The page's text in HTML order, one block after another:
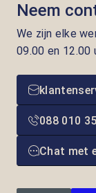
Neem
We zijn elke
09.00 en 12.00
088 010
Chat met